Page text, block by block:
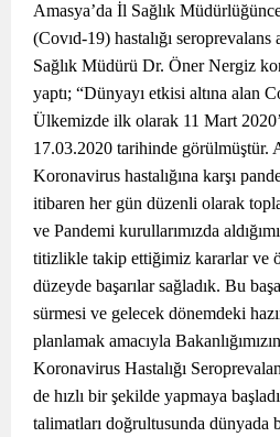
Amasya’da İl Sağlık
(Covıd-19) hastalığı seroprevalans
Sağlık Müdürü Dr. Öner Nergiz
yaptı; “Dünyayı etkisi altına alan
Ülkemizde ilk olarak 11 Mart
17.03.2020 tarihinde görülmüştür.
Koronavirus hastalığına karşı
itibaren her gün düzenli olarak
ve Pandemi kurullarımızda
titizlikle takip ettiğimiz kararlar ve
düzeyde başarılar sağladık. Bu
sürmesi ve gelecek dönemdeki
planlamak amacıyla
Koronavirus Hastalığı
de hızlı bir şekilde yapmaya
talimatları doğrultusunda dünyada